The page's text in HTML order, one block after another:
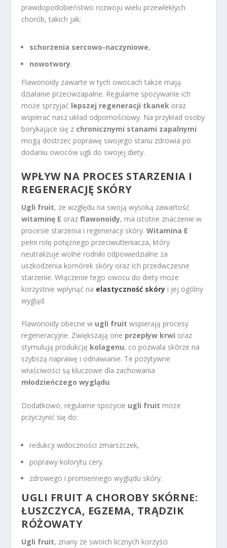
prawdopodobieństwo rozwoju wielu przewlekłych
chorób, takich jak:
schorzenia sercowo-naczyniowe,
nowotwory.
Flawonoidy zawarte w tych owocach także mają
działanie przeciwzapalne. Regularne spożywanie ich
może sprzyjać lepszej regeneracji tkanek oraz
wspierać nasz układ odpornościowy. Na przykład osoby
borykające się z chronicznymi stanami zapalnymi
mogą dostrzec poprawę swojego stanu zdrowia po
dodaniu owoców ugli do swojej diety.
WPŁYW NA PROCES STARZENIA I
REGENERACJĘ SKÓRY
Ugli fruit, ze względu na swoją wysoką zawartość
witaminę E orazflawonoidy, ma istotne znaczenie w
procesie starzenia i regeneracji skóry.Witamina E
pełni rolę potężnego przeciwutleniacza, który
neutralizuje wolne rodniki odpowiedzialne za
uszkodzenia komórek skóry oraz ich przedwczesne
starzenie. Włączenie tego owocu do diety może
korzystnie wpłynąć na elastyczność skóry i jej ogólny
wygląd.
Flawonoidy obecne w ugli fruit wspierają procesy
regeneracyjne. Zwiększają one przepływ krwi oraz
stymulują produkcję kolagenu, co pozwala skórze na
szybszą naprawę i odnawianie. Te pozytywne
właściwości są kluczowe dla zachowania
młodzieńczego wyglądu.
Dodatkowo, regularne spożycie ugli fruit może
przyczynić się do:
redukcji widoczności zmarszczek,
poprawy kolorytu cery.
zdrowego i promiennego wyglądu skóry.
UGLI FRUIT A CHOROBY SKÓRNE:
ŁUSZCZYCA, EGZEMA, TRĄDZIK
RÓŻOWATY
Ugli fruit, znany ze swoich licznych korzyści